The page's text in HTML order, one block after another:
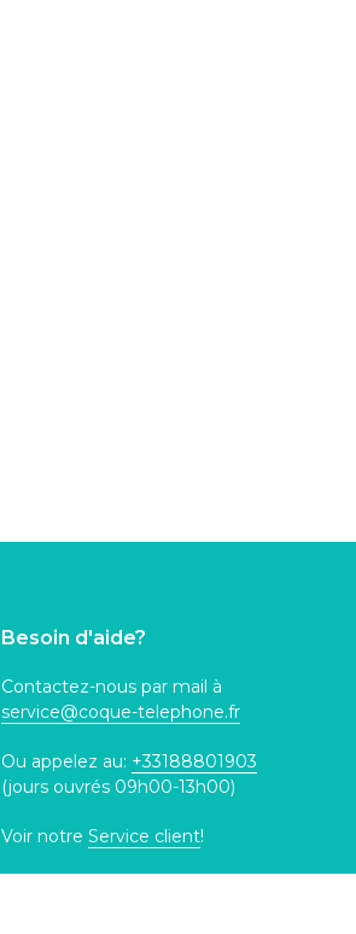
Besoin d'aide?
Contactez-nous par mail à
service@coque-telephone.fr
Ou appelez au: +33188801903
(jours ouvrés 09h00-13h00)
Voir notre Service client!